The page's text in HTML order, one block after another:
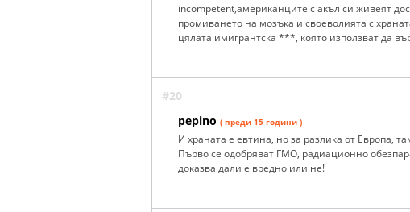
incompetent,американците с акъл си живеят
промиването на мозъка и своеволията с
цялата имигрантска ***, която използват да
#20
pepino ( преди 15 години )
И храната е евтина, но за разлика от Европа,
Първо се одобряват ГМО, радиационно
доказва дали е вредно или не!